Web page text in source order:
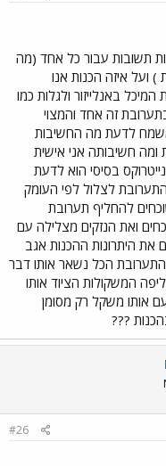
תשובות עבור כל אחד (מה
ועל איזה הכנות אנו
באנלייזור ולגלות כמו
זה אחד והמצוי
לדעת מה החשיבות
חשיבותה אני אישית
בסיסי הוא לדעת
לצלול לפי העומק
להחליף תערובת
ואת הנזקים מצלילה עם
את היתרונות ההכנות אגב
הכל נשאר אותו דבר
המשקולות הציוד אותו
עם אותו משקל רק מסומן
???
#26